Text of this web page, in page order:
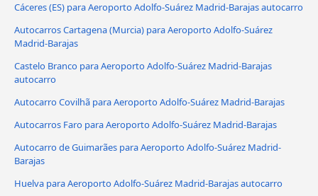
Cáceres‎‎ (ES) para Aeroporto Adolfo-Suárez Madrid-Barajas autocarro
Autocarros Cartagena (Murcia) para Aeroporto Adolfo-Suárez
Madrid-Barajas
Castelo Branco para Aeroporto Adolfo-Suárez Madrid-Barajas
autocarro
Autocarro Covilhã para Aeroporto Adolfo-Suárez Madrid-Barajas
Autocarros Faro para Aeroporto Adolfo-Suárez Madrid-Barajas
Autocarro de Guimarães para Aeroporto Adolfo-Suárez Madrid-
Barajas
Huelva para Aeroporto Adolfo-Suárez Madrid-Barajas autocarro